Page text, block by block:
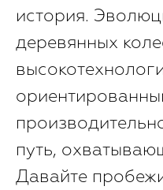
история.
деревянных
путь,
Давайте